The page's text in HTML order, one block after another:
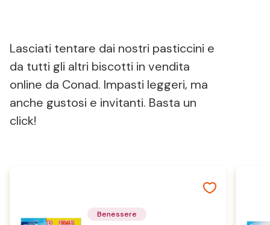
Lasciati tentare dai nostri pasticcini e
da tutti gli altri biscotti in vendita
online da Conad. Impasti leggeri, ma
anche gustosi e invitanti. Basta un
click!
Benessere